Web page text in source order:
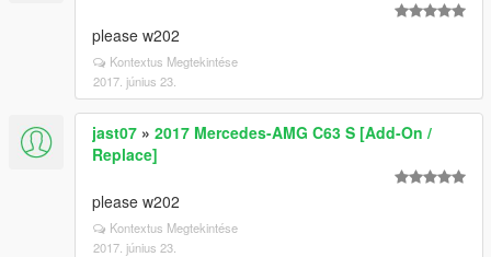
please w202
Kontextus Megtekintése
2017. június 23.
jast07 » 2017 Mercedes-AMG C63 S [Add-On /
Replace]
please w202
Kontextus Megtekintése
2017. június 23.